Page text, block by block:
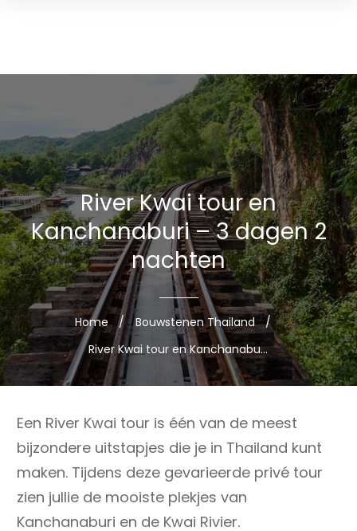
River Kwai tour en
Kanchanaburi – 3 dagen 2
nachten
Home / Bouwstenen Thailand
/
River Kwai tour en Kanchanaburi – 3 dagen 2 nachten
Een River Kwai tour is één van de meest
bijzondere uitstapjes die je in Thailand kunt
maken. Tijdens deze gevarieerde privé tour
zien jullie de mooiste plekjes van
Kanchanaburi en de Kwai Rivier.